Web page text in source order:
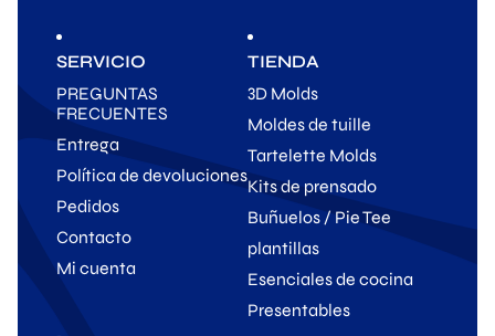
SERVICIO
PREGUNTAS
FRECUENTES
Entrega
Política de devoluciones
Pedidos
Contacto
Mi cuenta
TIENDA
3D Molds
Moldes de tuille
Tartelette Molds
Kits de prensado
Buñuelos / Pie Tee
plantillas
Esenciales de cocina
Presentables